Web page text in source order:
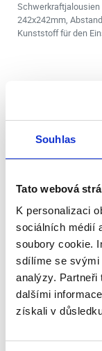
Souhlas
Tato webová
K personalizaci
sociálních médií
soubory cookie.
sdílíme se svými
analýzy. Partneři
dalšími
získali v
242x242mm,
Kunststoff für den
Vorbestellung